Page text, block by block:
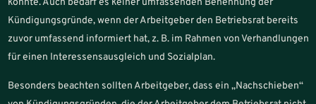
könnte. Auch bedarf es keiner umfassenden Benennung der
Kündigungsgründe, wenn der Arbeitgeber den Betriebsrat bereits
zuvor umfassend informiert hat, z. B. im Rahmen von Verhandlungen
für einen Interessensausgleich und Sozialplan.
Besonders beachten sollten Arbeitgeber, dass ein „Nachschieben“